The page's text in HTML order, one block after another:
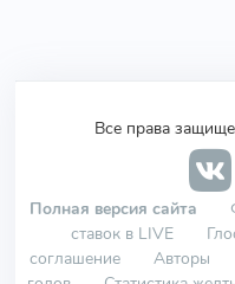
Все права
Полная версия сайта
ставок в LIVE
соглашение
Авторы